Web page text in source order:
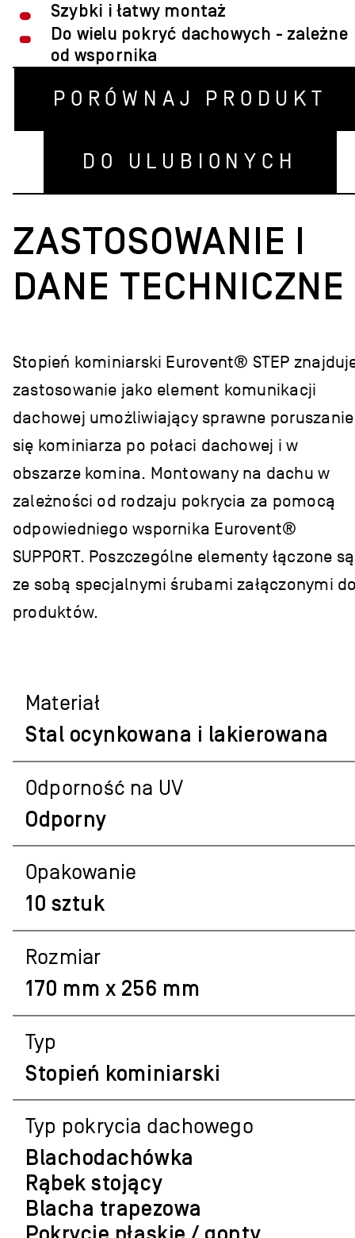
Szybki i łatwy montaż
Do wielu pokryć dachowych - zależne
od wspornika
PORÓWNAJ PRODUKT
DO ULUBIONYCH
ZASTOSOWANIE I
DANE TECHNICZNE
Stopień kominiarski Eurovent® STEP
zastosowanie jako element komunikacji
dachowej umożliwiający sprawne poruszanie
się kominiarza po połaci dachowej i w
obszarze komina. Montowany na dachu w
zależności od rodzaju pokrycia za pomocą
odpowiedniego wspornika Eurovent®
SUPPORT. Poszczególne elementy łączone są
ze sobą specjalnymi śrubami załączonymi
produktów.
Materiał
Stal ocynkowana i lakierowana
Odporność na UV
Odporny
Opakowanie
10 sztuk
Rozmiar
170 mm x 256 mm
Typ
Stopień kominiarski
Typ pokrycia dachowego
Blachodachówka
Rąbek stojący
Blacha trapezowa